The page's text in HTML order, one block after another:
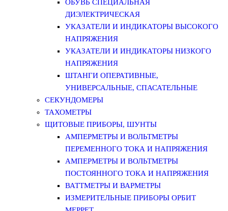
ОБУВЬ СПЕЦИАЛЬНАЯ
ДИЭЛЕКТРИЧЕСКАЯ
УКАЗАТЕЛИ И ИНДИКАТОРЫ ВЫСОКОГО
НАПРЯЖЕНИЯ
УКАЗАТЕЛИ И ИНДИКАТОРЫ НИЗКОГО
НАПРЯЖЕНИЯ
ШТАНГИ ОПЕРАТИВНЫЕ,
УНИВЕРСАЛЬНЫЕ, СПАСАТЕЛЬНЫЕ
СЕКУНДОМЕРЫ
ТАХОМЕТРЫ
ЩИТОВЫЕ ПРИБОРЫ, ШУНТЫ
АМПЕРМЕТРЫ И ВОЛЬТМЕТРЫ
ПЕРЕМЕННОГО ТОКА И НАПРЯЖЕНИЯ
АМПЕРМЕТРЫ И ВОЛЬТМЕТРЫ
ПОСТОЯННОГО ТОКА И НАПРЯЖЕНИЯ
ВАТТМЕТРЫ И ВАРМЕТРЫ
ИЗМЕРИТЕЛЬНЫЕ ПРИБОРЫ ОРБИТ